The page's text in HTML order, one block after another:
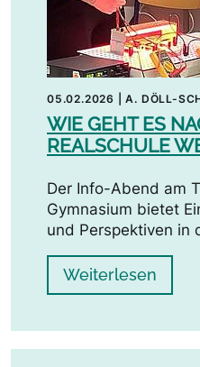
05.02.2026 |A. DÖLL-
WIE GEHT ES
REALSCHULE
Der Info-Abend am
Gymnasium bietet
und Perspektiven in
Weiterlesen